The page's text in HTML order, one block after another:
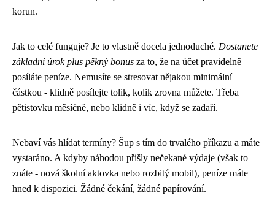
korun.
Jak to celé funguje? Je to vlastně docela jednoduché. Dostanete
základní úrok plus pěkný bonus za to, že na účet pravidelně
posíláte peníze. Nemusíte se stresovat nějakou minimální
částkou - klidně posílejte tolik, kolik zrovna můžete. Třeba
pětistovku měsíčně, nebo klidně i víc, když se zadaří.
Nebaví vás hlídat termíny? Šup s tím do trvalého příkazu a máte
vystaráno. A kdyby náhodou přišly nečekané výdaje (však to
znáte - nová školní aktovka nebo rozbitý mobil), peníze máte
hned k dispozici. Žádné čekání, žádné papírování.